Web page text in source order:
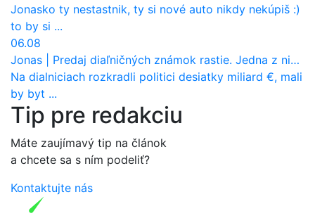
Jonasko ty nestastnik, ty si nové auto nikdy nekúpiš :)
to by si ...
06.08
Jonas
Predaj diaľničných známok rastie. Jedna z nich zaznamenala nečakane výrazný nárast
Na dialniciach rozkradli politici desiatky miliard €, mali
by byt ...
Tip pre redakciu
Máte zaujímavý tip na článok
a chcete sa s ním podeliť?
Kontaktujte nás